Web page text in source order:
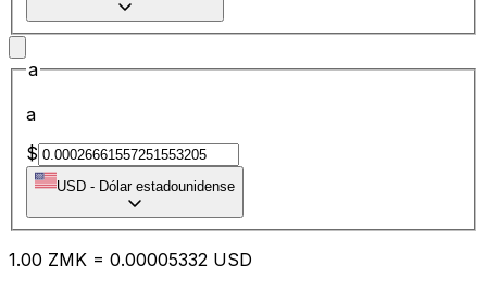
a
a
$
USD - Dólar estadounidense
1.00 ZMK = 0.00005332 USD